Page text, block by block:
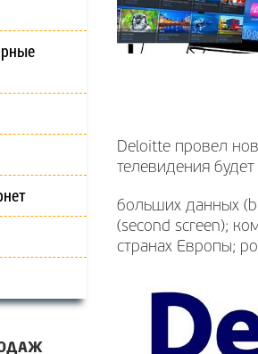
Deloitte провел
телевидения
больших данных
(second screen);
странах Европы;